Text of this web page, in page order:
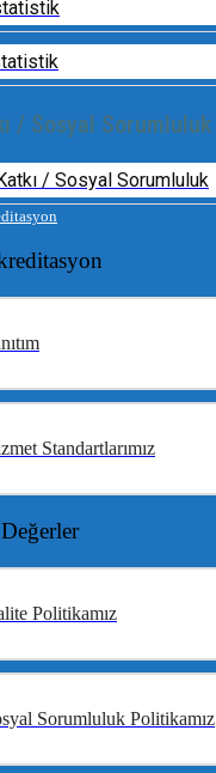
/ Sosyal Sorumluluk
/ Sosyal Sorumluluk
Standartlarımız
Politikamız
Sorumluluk Politikamız